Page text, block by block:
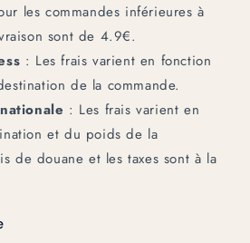
les commandes inférieures à
sont de 4.9€.
: Les frais varient en fonction
de la commande.
: Les frais varient en
et du poids de la
de douane et les taxes sont à la